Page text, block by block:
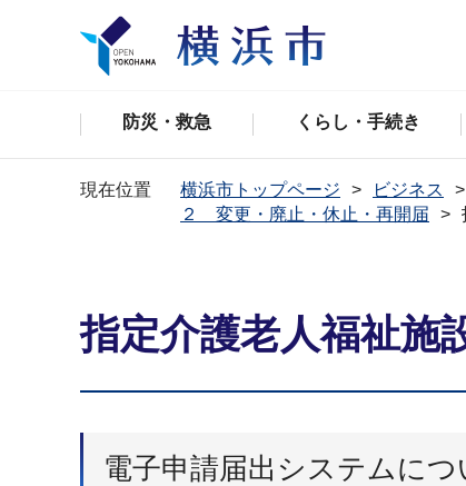
防災・救急 くらし・手続き
現在位置 横浜市トップページ ビジネス
２ 変更・廃止・休止・再開届
指定介護老人福祉施
電子申請届出システムにつ